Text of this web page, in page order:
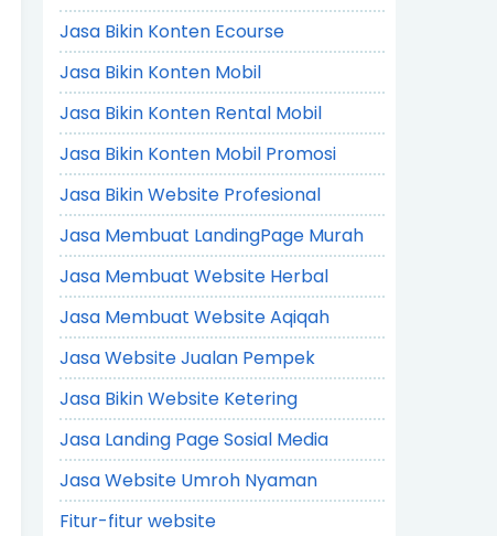
Jasa Bikin Konten Ecourse
Jasa Bikin Konten Mobil
Jasa Bikin Konten Rental Mobil
Jasa Bikin Konten Mobil Promosi
Jasa Bikin Website Profesional
Jasa Membuat LandingPage Murah
Jasa Membuat Website Herbal
Jasa Membuat Website Aqiqah
Jasa Website Jualan Pempek
Jasa Bikin Website Ketering
Jasa Landing Page Sosial Media
Jasa Website Umroh Nyaman
Fitur-fitur website